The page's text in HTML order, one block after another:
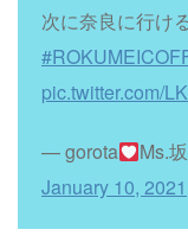
次に奈良に行け
pic.twitter.com/
— gorota Ms.
January 10, 2021